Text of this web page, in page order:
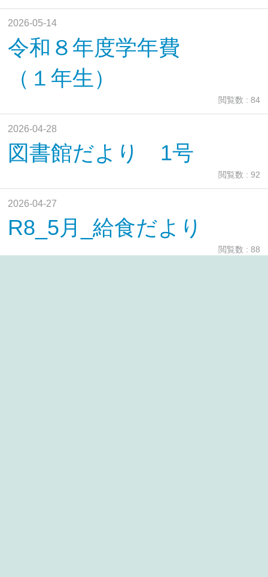
2026-05-14
令和８年度学年費
（１年生）
閲覧数 : 84
2026-04-28
図書館だより 1号
閲覧数 : 92
2026-04-27
R8_5月_給食だより
閲覧数 : 88